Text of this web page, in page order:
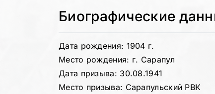
Биографические
Дата рождения: 1904 г.
Место рождения: г. Сарапул
Дата призыва: 30.08.1941
Место призыва: Сарапульский РВК